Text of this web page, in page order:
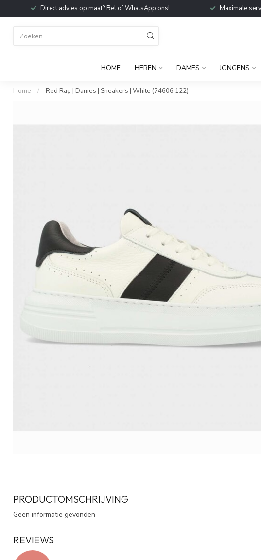
Direct advies op maat? Bel of WhatsApp ons! Maximale
HOME HEREN DAMES JONGENS
Home / Red Rag | Dames | Sneakers | White (74606 122)
PRODUCTOMSCHRIJVING
Geen informatie gevonden
REVIEWS